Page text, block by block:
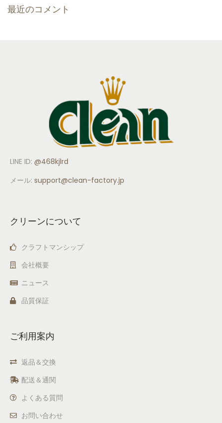
最近のコメント
LINE ID: @468kjlrd
メール: support@clean-factory.jp
クリーンについて
クラフトマンシップ
会社概要
ニュース
品質保証
ご利用案内
返品＆交換
配送＆通関
よくある質問
お問い合わせ